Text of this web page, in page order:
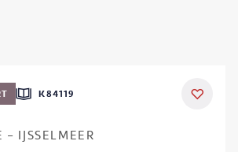
K84119
- IJSSELMEER